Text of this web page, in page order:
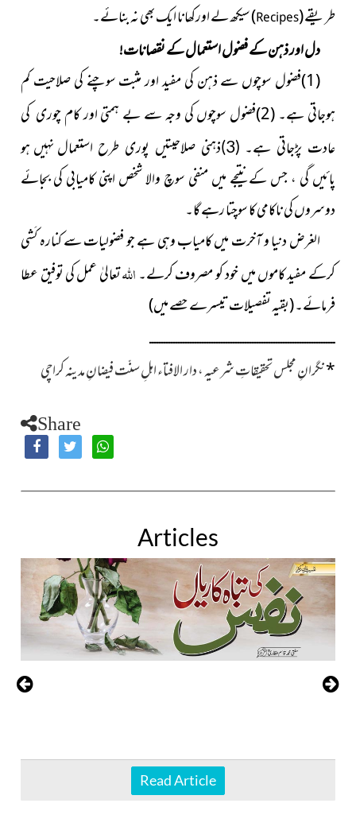
طریقے(
Recipes
)سیکھلے اورکھانا ایک بھی نہ بنائے۔
دل اور ذہن کے فضول استعمال کے نقصانات!
(1)فضول سوچوں سے ذہن کی مفید اور مثبت سوچنے کی
صلاحیت کم
ہوجاتی ہے۔ (2)فضول سوچوں کی وجہ سے بے ہمتی
اور کامچوری کی
عادت پڑجاتی ہے۔ (3)ذہنی صلاحیتیں پوری طرح استعمال
نہیں ہو
پائیں گی ، جس کے نتیجے میں منفی سوچ والا شخص اپنی کامیابی کی بجائے
دوسروں کی ناکامی کا سوچتا رہے گا۔
الغرض دنیا و آخرت میں کامیاب وہی ہے جو فضولیات سےکنارہ کَشی
کرکے مفید کاموں میں خود کو مصروف کرلے۔اللہتعالیٰ عمل کی توفیق عطا
فرمائے۔(بقیہ تفصیلات تیسرے حصے میں)
ــــــــــــــــــــــــــــــــــــــــــــــــــــــــــــــــــــــــــــــ
*نگرانِ مجلس تحقیقاتِ شرعیہ ، دار الافتاء اہلِ سنّت فیضانِ مدینہ کراچی
Share
Articles
Read Article